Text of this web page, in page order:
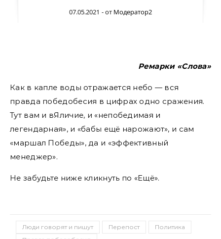
07.05.2021 - от Модератор2
Ремарки «Слова»
Как в капле воды отражается небо — вся
правда победобесия в цифрах одно сражения.
Тут вам и вЯличие, и «непобедимая и
легендарная», и «бабы ещё нарожают», и сам
«маршал Победы», да и «эффективный
менеджер».
Не забудьте ниже кликнуть по «Ещё».
Люди говорят и пишут Перепост
Политика